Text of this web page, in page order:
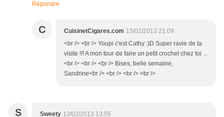
Répondre
C CuisinetCigares.com 13/02/2013 21:09
<br /> <br /> Youpi c'est Cathy :)D Super ravie de ta
visite !!! A mon tour de faire un petit crochet chez toi ...
<br /> <br /> <br /> Bises, belle semaine,
Sandrine<br /> <br /> <br /> <br />
S Sweety 13/02/2013 13:55